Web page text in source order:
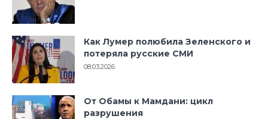
Как Лумер полюбила Зеленского и
потеряла русские СМИ
08.03.2026
От Обамы к Мамдани: цикл
разрушения